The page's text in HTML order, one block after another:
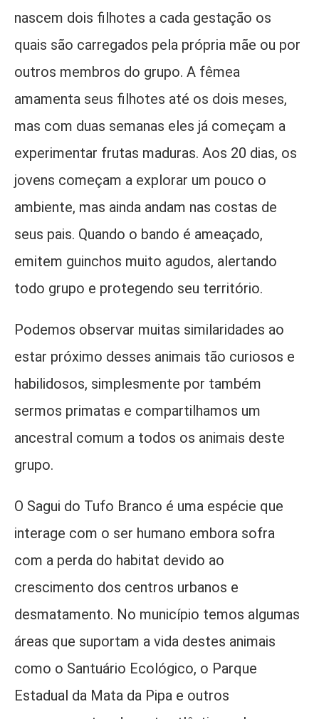
nascem dois filhotes a cada gestação os
quais são carregados pela própria mãe ou por
outros membros do grupo. A fêmea
amamenta seus filhotes até os dois meses,
mas com duas semanas eles já começam a
experimentar frutas maduras. Aos 20 dias, os
jovens começam a explorar um pouco o
ambiente, mas ainda andam nas costas de
seus pais. Quando o bando é ameaçado,
emitem guinchos muito agudos, alertando
todo grupo e protegendo seu território.
Podemos observar muitas similaridades ao
estar próximo desses animais tão curiosos e
habilidosos, simplesmente por também
sermos primatas e compartilhamos um
ancestral comum a todos os animais deste
grupo.
O Sagui do Tufo Branco é uma espécie que
interage com o ser humano embora sofra
com a perda do habitat devido ao
crescimento dos centros urbanos e
desmatamento. No município temos algumas
áreas que suportam a vida destes animais
como o Santuário Ecológico, o Parque
Estadual da Mata da Pipa e outros